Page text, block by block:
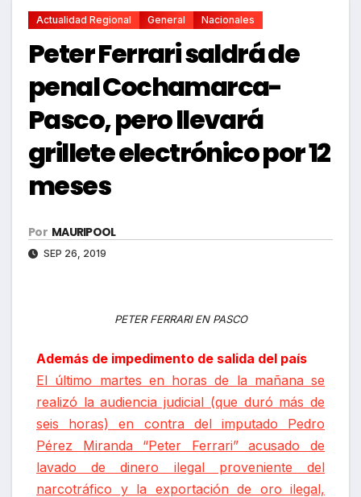
Actualidad Regional General Nacionales
Peter Ferrari saldrá de
penal Cochamarca-
Pasco, pero llevará
grillete electrónico por 12
meses
Por MAURIPOOL
SEP 26, 2019
PETER FERRARI EN PASCO
Además de impedimento de salida del país
El último martes en horas de la mañana se
realizó la audiencia judicial (que duró más de
seis horas) en contra del imputado Pedro
Pérez Miranda “Peter Ferrari” acusado de
lavado de dinero ilegal proveniente del
narcotráfico y la exportación de oro ilegal,